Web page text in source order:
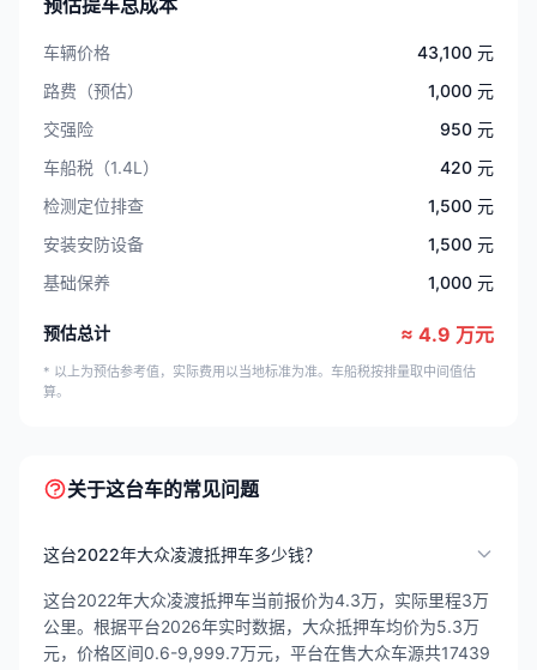
车辆价格
43,100 元
路费（预估）
1,000 元
交强险
950 元
车船税（1.4L）
420 元
检测定位排查
1,500 元
安装安防设备
1,500 元
基础保养
1,000 元
预估总计 ≈ 4.9 万元
* 以上为预估参考值，实际费用以当地标准为准。车船税按排量取中间值估
算。
关于这台车的常见问题
这台2022年大众凌渡抵押车多少钱？
这台2022年大众凌渡抵押车当前报价为4.3万，实际里程3万
公里。根据平台2026年实时数据，大众抵押车均价为5.3万
元，价格区间0.6-9,999.7万元，平台在售大众车源共17439